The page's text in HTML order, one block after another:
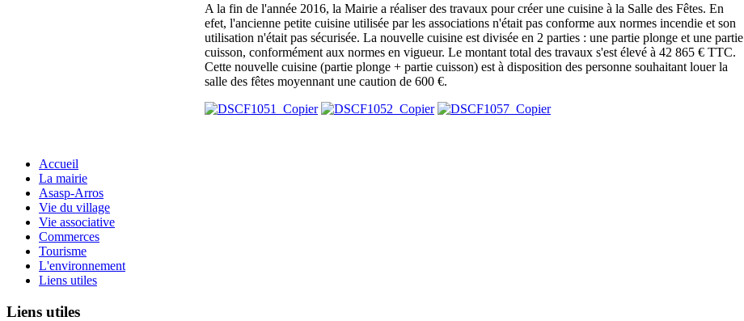
A la fin de l'année 2016, la Mairie a réaliser des travaux pour créer une cuisine à la Salle des Fêtes. En
efet, l'ancienne petite cuisine utilisée par les associations n'était pas conforme aux normes incendie et son
utilisation n'était pas sécurisée. La nouvelle cuisine est divisée en 2 parties : une partie plonge et une partie
cuisson, conformément aux normes en vigueur. Le montant total des travaux s'est élevé à 42 865 € TTC.
Cette nouvelle cuisine (partie plonge + partie cuisson) est à disposition des personne souhaitant louer la
salle des fêtes moyennant une caution de 600 €.
Accueil
La mairie
Asasp-Arros
Vie du village
Vie associative
Commerces
Tourisme
L'environnement
Liens utiles
Liens utiles